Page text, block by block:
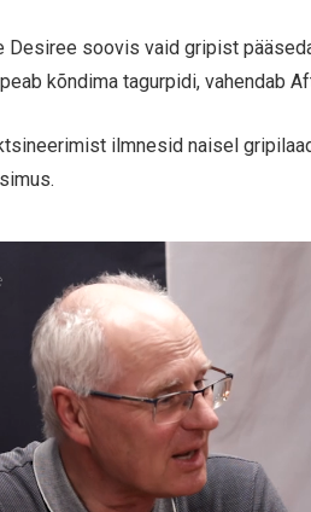
Desiree soovis vaid gripist
kõndima tagurpidi, vahendab
ilmnesid naisel